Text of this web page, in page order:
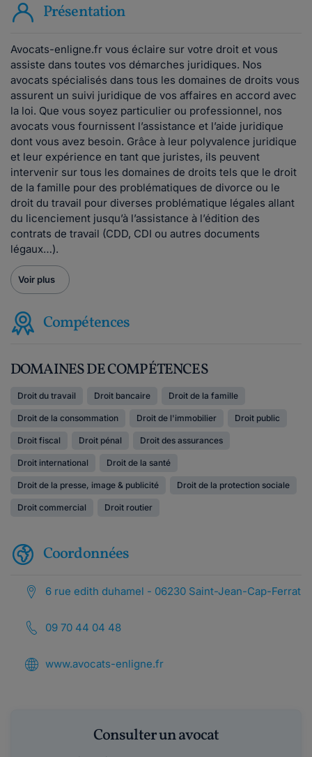
Présentation
Avocats-enligne.fr vous éclaire sur votre droit et vous
assiste dans toutes vos démarches juridiques. Nos
avocats spécialisés dans tous les domaines de droits vous
assurent un suivi juridique de vos affaires en accord avec
la loi. Que vous soyez particulier ou professionnel, nos
avocats vous fournissent l’assistance et l’aide juridique
dont vous avez besoin. Grâce à leur polyvalence juridique
et leur expérience en tant que juristes, ils peuvent
intervenir sur tous les domaines de droits tels que le droit
de la famille pour des problématiques de divorce ou le
droit du travail pour diverses problématique légales allant
du licenciement jusqu’à l’assistance à l’édition des
contrats de travail (CDD, CDI ou autres documents
légaux…).
Voir plus
Compétences
DOMAINES DE COMPÉTENCES
Droit du travail Droit bancaire Droit de la famille
Droit de la consommation Droit de l'immobilier Droit public
Droit fiscal Droit pénal Droit des assurances
Droit international Droit de la santé
Droit de la presse, image & publicité Droit de la protection sociale
Droit commercial Droit routier
Coordonnées
6 rue edith duhamel - 06230 Saint-Jean-Cap-Ferrat
09 70 44 04 48
www.avocats-enligne.fr
Consulter un avocat